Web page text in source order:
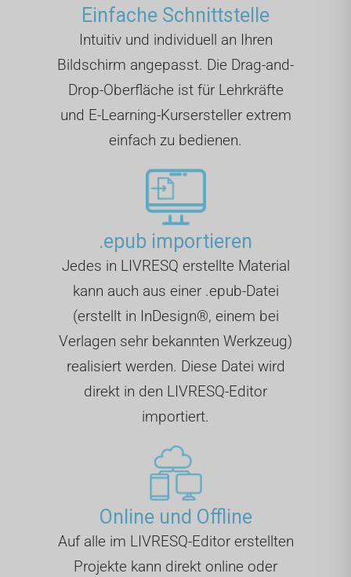
Einfache Schnittstelle
Intuitiv und individuell an Ihren
Bildschirm angepasst. Die Drag-and-
Drop-Oberfläche ist für Lehrkräfte
und E-Learning-Kursersteller extrem
einfach zu bedienen.
.epub importieren
Jedes in LIVRESQ erstellte Material
kann auch aus einer .epub-Datei
(erstellt in InDesign®, einem bei
Verlagen sehr bekannten Werkzeug)
realisiert werden. Diese Datei wird
direkt in den LIVRESQ-Editor
importiert.
Online und Offline
Auf alle im LIVRESQ-Editor erstellten
Projekte kann direkt online oder